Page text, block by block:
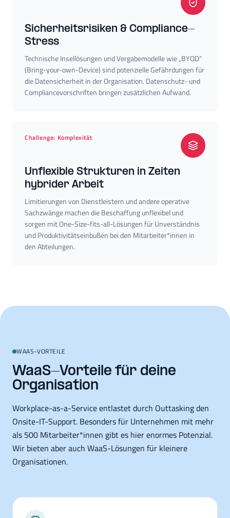
Sicherheitsrisiken & Compliance-
Stress
Technische Insellösungen und Vergabemodelle wie „BYOD“
(Bring-your-own-Device) sind potenzielle Gefährdungen für
die Datensicherheit in der Organisation. Datenschutz- und
Compliancevorschriften bringen zusätzlichen Aufwand.
Challenge: Komplexität
Unflexible Strukturen in Zeiten
hybrider Arbeit
Limitierungen von Dienstleistern und andere operative
Sachzwänge machen die Beschaffung unflexibel und
sorgen mit One-Size-fits-all-Lösungen für Unverständnis
und Produktivitätseinbußen bei den Mitarbeiter*innen in
den Abteilungen.
WAAS-VORTEILE
WaaS-Vorteile für deine
Organisation
Workplace-as-a-Service entlastet durch Outtasking den
Onsite-IT-Support. Besonders für Unternehmen mit mehr
als 500 Mitarbeiter*innen gibt es hier enormes Potenzial.
Wir bieten aber auch WaaS-Lösungen für kleinere
Organisationen.